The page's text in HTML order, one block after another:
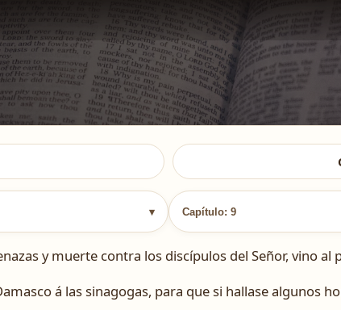
▾ Capítulo: 9
y muerte contra los discípulos del Señor, vino al
á las sinagogas, para que si hallase algunos